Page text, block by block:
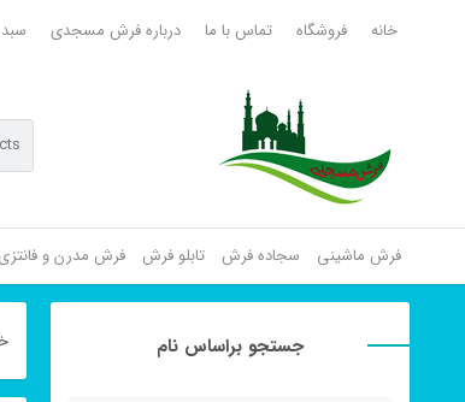
خانه فروشگاه تماس با ما درباره فرش مسجدی
فرش ماشینی سجاده فرش تابلو فرش فرش مدرن و
جستجو براساس نام